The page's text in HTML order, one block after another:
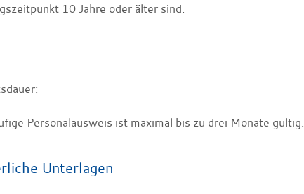
10 Jahre oder älter sind.
Personalausweis ist maximal bis zu drei Monate gültig.
Unterlagen